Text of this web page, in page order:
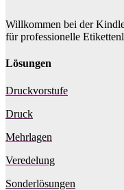
Willkommen bei der
für professionelle
Lösungen
Druckvorstufe
Druck
Mehrlagen
Veredelung
Sonderlösungen